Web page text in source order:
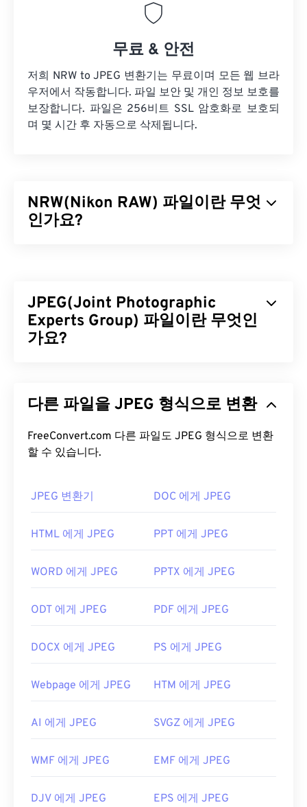
무료 & 안전
저희 NRW to JPEG 변환기는 무료이며 모든 웹 브라
우저에서 작동합니다. 파일 보안 및 개인 정보 보호를
보장합니다. 파일은 256비트 SSL 암호화로 보호되
며 몇 시간 후 자동으로 삭제됩니다.
NRW(Nikon RAW) 파일이란 무엇
인가요?
터 전문가급 카메라용 미처리 이미지를 촬영하고 저
장하는 데 NRW를 사용해 왔습니다. Nikon의 다른
RAW 형식인 NEF와 달리 NRW는
NRW 파일을 어떻게 여나요?
Nikon Capture NX-D는 NRW 파일을 여는 데 가장 많
이 사용되는 프로그램입니다. (Nikon Capture NX 2
Nikon Capture NX-D for Mac을 사용하세요.
용한 프로그램으로,
Capture NX-D를 보완하는 장점
NRW 파일을 여는 다른 프로그램으로는HDR
Pro 등이 있습니다. FreeConvert.com( NRW to JPG
을 사용하면 NRW 파일을 JPEG 형식으로 쉽게 변환
할 수 있는 훌륭한 프로그램으로는 XnView MP가
무료 프로그램인 darktable을사용해 보세요.
Darkroom,Zoner Photo Studio 등도 고려해 볼 만
개발자: Nikon
JPEG(Joint Photographic
Experts Group) 파일이란 무엇인
가요?
파일 형식입니다. JPEG가 제공하는 뛰어난 압축률
가 비교적 작아 인터넷 전송 및 웹사이트 사용에 매우
적합합니다. 저희의
더 나은 압축률이 필요하다면JPG를 WebP로
일 형식입니다.
JPEG 파일을 인식하고 열 수 있습니다. JPEG 파일을
선택하여 파일을 열려면 마우스 오른쪽 버튼을 클릭
JPEG 파일은 Chrome
과 같은 인기 웹 브라우저,
Apple Preview
와 같은 Mac OS 애플리케이션에서
개발: Joint Photographic Experts Group
최초 출시: 1992년 9월 18일
다른 파일을 JPEG 형식으로 변환
FreeConvert.com 다른 파일도 JPEG 형식으로 변환
할 수 있습니다.
JPEG 변환기 DOC 에게 JPEG
HTML 에게 JPEG PPT 에게 JPEG
WORD 에게 JPEG PPTX 에게 JPEG
ODT 에게 JPEG PDF 에게 JPEG
DOCX 에게 JPEG PS 에게 JPEG
Webpage 에게 JPEG HTM 에게 JPEG
AI 에게 JPEG SVGZ 에게 JPEG
WMF 에게 JPEG EMF 에게 JPEG
DJV 에게 JPEG EPS 에게 JPEG